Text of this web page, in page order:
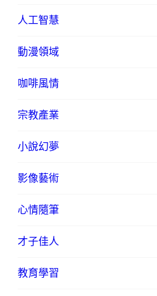
人工智慧
動漫領域
咖啡風情
宗教產業
小說幻夢
影像藝術
心情隨筆
才子佳人
教育學習